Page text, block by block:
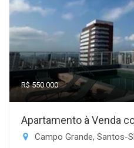
R$ 550.000
Apartamento à Venda
Campo Grande, Santos-